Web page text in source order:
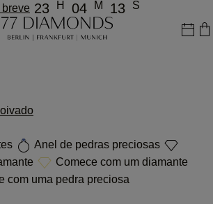
23 H 04 M 13 S
Anel de pedras preciosas
Comece com um diamante
com uma pedra preciosa